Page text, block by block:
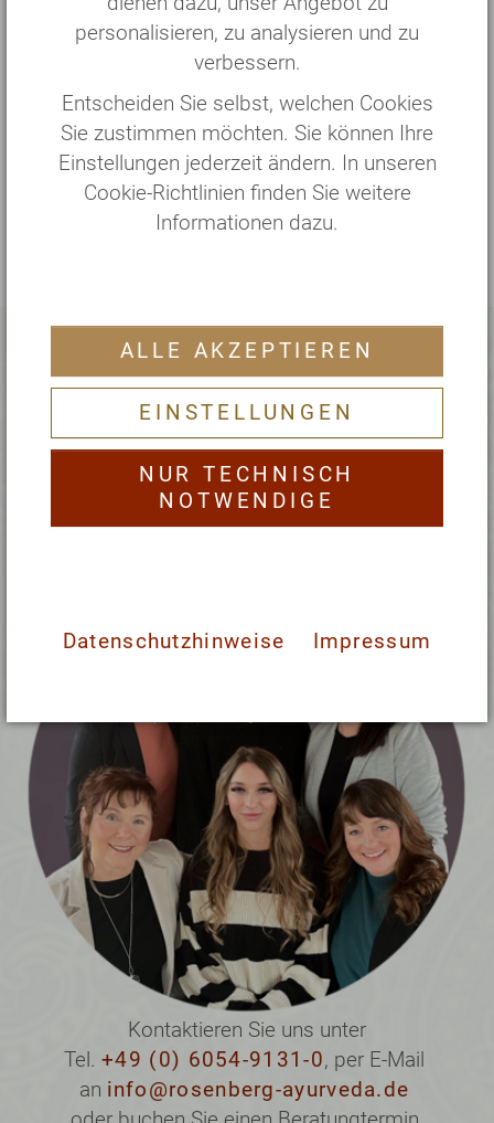
personalisieren, zu analysieren und zu
verbessern.
Entscheiden Sie selbst, welchen Cookies
Sie zustimmen möchten. Sie können Ihre
Einstellungen jederzeit ändern. In unseren
Cookie-Richtlinien finden Sie weitere
Informationen dazu.
ALLE AKZEPTIEREN
EINSTELLUNGEN
NUR TECHNISCH
NOTWENDIGE
Datenschutzhinweise Impressum
inkl. medizinischer Behandlungen zzgl. Zimmer
und Vollverpflegung
Der Auswahl- und später Buchungsprozess
erfolgt in 4 Schritten und kann jederzeit
abgebrochen werden.
Persönliche Beratung
Unser Office-Team berät Sie sehr
gerne!
Kontaktieren Sie uns unter
Tel.+49 (0) 6054-9131-0, per E-Mail
an info@rosenberg-ayurveda.de